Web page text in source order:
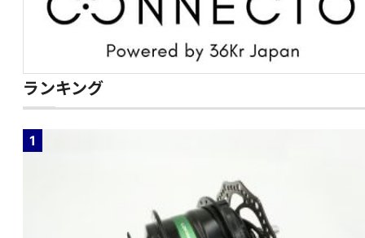
ランキング
1